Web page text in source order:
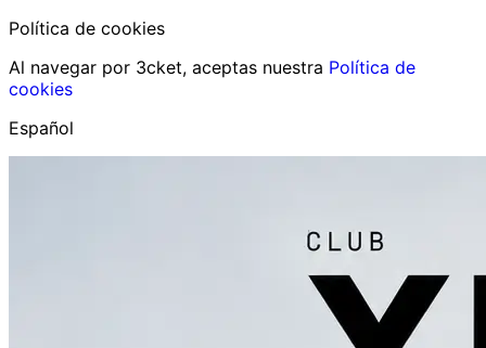
Política de cookies
Al navegar por 3cket, aceptas nuestra Política de
cookies
Español